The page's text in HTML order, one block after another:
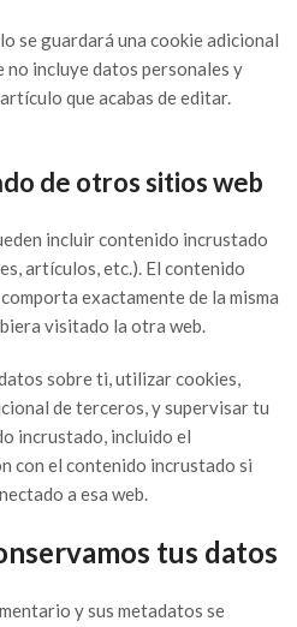
se guardará una cookie adicional
no incluye datos personales y
que acabas de editar.
de otros sitios web
incluir contenido incrustado
artículos, etc.). El contenido
exactamente de la misma
visitado la otra web.
sobre ti, utilizar cookies,
de terceros, y supervisar tu
incrustado, incluido el
con el contenido incrustado si
a esa web.
tus datos
y sus metadatos se